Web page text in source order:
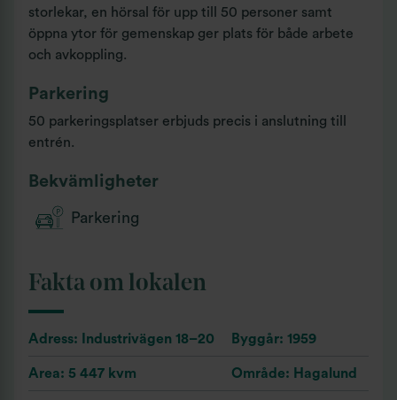
storlekar, en hörsal för upp till 50 personer samt
öppna ytor för gemenskap ger plats för både arbete
och avkoppling.
Parkering
50 parkeringsplatser erbjuds precis i anslutning till
entrén.
Bekvämligheter
Parkering
Fakta om lokalen
Adress: Industrivägen 18–20 Byggår: 1959
Area: 5 447 kvm Område: Hagalund